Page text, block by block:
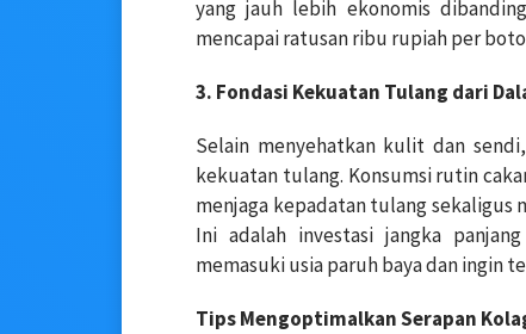
yang jauh lebih ekonomis
mencapai ratusan ribu rupiah per
3. Fondasi Kekuatan Tulang dari
Selain menyehatkan kulit dan
kekuatan tulang. Konsumsi rutin
menjaga kepadatan tulang
Ini adalah investasi jangka
memasuki usia paruh baya dan ingin
Tips Mengoptimalkan Serapan